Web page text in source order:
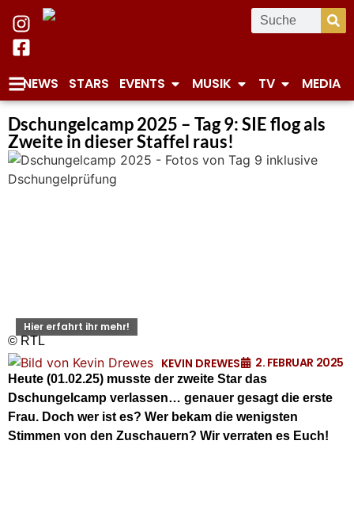
NEWS STARS EVENTS MUSIK TV MEDIA
Dschungelcamp 2025 – Tag 9: SIE flog als
Zweite in dieser Staffel raus!
Hier erfahrt ihr mehr!
© RTL
KEVIN DREWES 2. FEBRUAR 2025
Heute (01.02.25) musste der zweite Star das
Dschungelcamp verlassen… genauer gesagt die erste
Frau. Doch wer ist es? Wer bekam die wenigsten
Stimmen von den Zuschauern? Wir verraten es Euch!